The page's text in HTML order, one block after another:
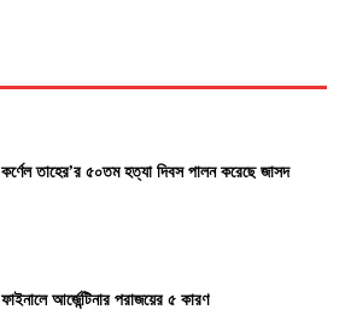
কর্ণেল তাহের’র ৫০তম হত্যা দিবস পালন করেছে জাসদ
ফাইনালে আর্জেন্টিনার পরাজয়ের ৫ কারণ